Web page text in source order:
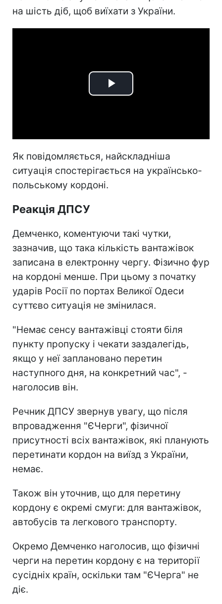
на шість діб, щоб виїхати з України.
Play
Як повідомляється, найскладніша
ситуація спостерігається на українсько-
польському кордоні.
Реакція ДПСУ
Демченко, коментуючи такі чутки,
зазначив, що така кількість вантажівок
записана в електронну чергу. Фізично фур
на кордоні менше. При цьому з початку
ударів Росії по портах Великої Одеси
суттєво ситуація не змінилася.
"Немає сенсу вантажівці стояти біля
пункту пропуску і чекати заздалегідь,
якщо у неї заплановано перетин
наступного дня, на конкретний час", -
наголосив він.
Речник ДПСУ звернув увагу, що після
впровадження "ЄЧерги", фізичної
присутності всіх вантажівок, які планують
перетинати кордон на виїзд з України,
немає.
Також він уточнив, що для перетину
кордону є окремі смуги: для вантажівок,
автобусів та легкового транспорту.
Окремо Демченко наголосив, що фізичні
черги на перетин кордону є на території
сусідніх країн, оскільки там "ЄЧерга" не
діє.